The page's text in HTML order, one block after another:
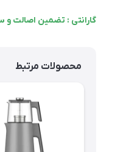
گارانتی : تضمین اصالت و
محصولات مرتبط